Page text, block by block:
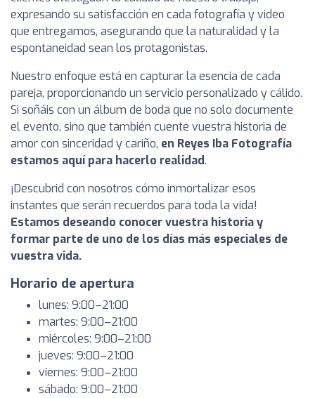
expresando su satisfacción en cada fotografía y video
que entregamos, asegurando que la naturalidad y la
espontaneidad sean los protagonistas.
Nuestro enfoque está en capturar la esencia de cada
pareja, proporcionando un servicio personalizado y cálido.
Si soñáis con un álbum de boda que no solo documente
el evento, sino que también cuente vuestra historia de
amor con sinceridad y cariño, en Reyes Iba Fotografía
estamos aquí para hacerlo realidad.
¡Descubrid con nosotros cómo inmortalizar esos
instantes que serán recuerdos para toda la vida!
Estamos deseando conocer vuestra historia y
formar parte de uno de los días más especiales de
vuestra vida.
Horario de apertura
lunes: 9:00–21:00
martes: 9:00–21:00
miércoles: 9:00–21:00
jueves: 9:00–21:00
viernes: 9:00–21:00
sábado: 9:00–21:00